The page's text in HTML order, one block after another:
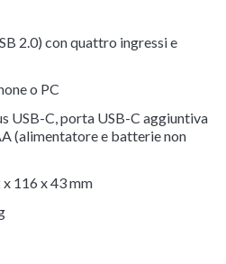
2.0) con quattro ingressi e
o PC
USB-C, porta USB-C aggiuntiva
(alimentatore e batterie non
x 116 x 43 mm